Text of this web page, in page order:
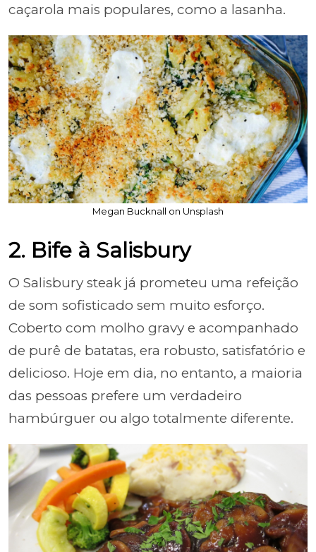
caçarola mais populares, como a lasanha.
Megan Bucknall on Unsplash
2. Bife à Salisbury
O Salisbury steak já prometeu uma refeição
de som sofisticado sem muito esforço.
Coberto com molho gravy e acompanhado
de purê de batatas, era robusto, satisfatório e
delicioso. Hoje em dia, no entanto, a maioria
das pessoas prefere um verdadeiro
hambúrguer ou algo totalmente diferente.